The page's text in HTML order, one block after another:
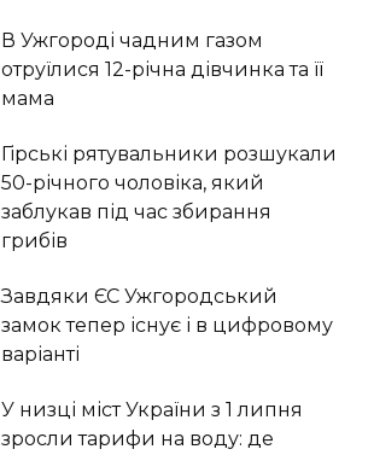
В Ужгороді чадним газом
отруїлися 12-річна дівчинка та її
мама
Гірські рятувальники розшукали
50-річного чоловіка, який
заблукав під час збирання
грибів
Завдяки ЄС Ужгородський
замок тепер існує і в цифровому
варіанті
У низці міст України з 1 липня
зросли тарифи на воду: де